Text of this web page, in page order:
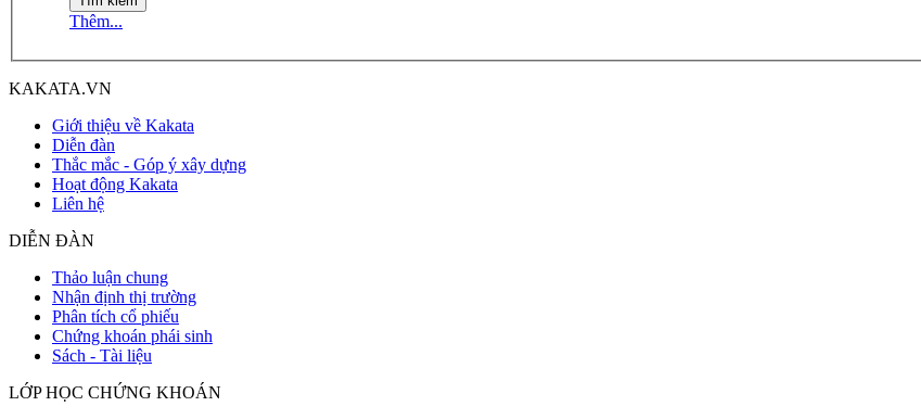
Thêm...
KAKATA.VN
Giới thiệu về Kakata
Diễn đàn
Thắc mắc - Góp ý xây dựng
Hoạt động Kakata
Liên hệ
DIỄN ĐÀN
Thảo luận chung
Nhận định thị trường
Phân tích cổ phiếu
Chứng khoán phái sinh
Sách - Tài liệu
LỚP HỌC CHỨNG KHOÁN